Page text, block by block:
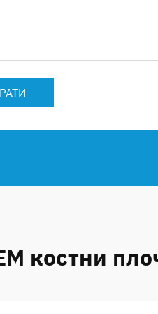
костни